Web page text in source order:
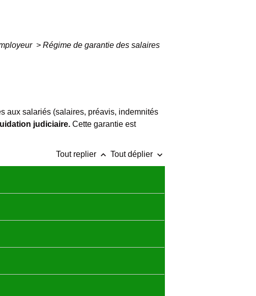
> Régime de garantie des salaires
aux salariés (salaires, préavis, indemnités
judiciaire. Cette garantie est
Tout replier keyboard_arrow_up Tout déplier keyboard_arrow_down